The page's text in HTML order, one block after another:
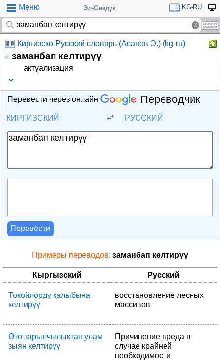
Меню Эл-Сөздүк KG-RU
Киргизско-Русский словарь (Асанов Э.) (kg-ru)
заманбап келтирүү
актуализация
Перевести через онлайн Переводчик
КИРГИЗСКИЙ РУССКИЙ
Перевести
Примеры переводов: заманбап келтирүү
Кыргызский Русский
Токойлорду калыбына
келтирүү
восстановление лесных
массивов
Өтө зарылчылыктан улам
зыян келтирүү
Причинение вреда в
случае крайней
необходимости